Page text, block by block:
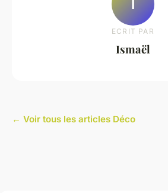
I
ECRIT PAR
Ismaël
← Voir tous les articles Déco